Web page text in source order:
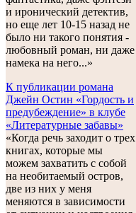
и иронический детектив,
но еще лет 10-15 назад не
было ни такого понятия -
любовный роман, ни даже
намека на него...»
К публикации романа
Джейн Остин «Гордость и
предубеждение» в клубе
«Литературные забавы»
«Когда речь заходит о трех
книгах, которые мы
можем захватить с собой
на необитаемый остров,
две из них у меня
меняются в зависимости